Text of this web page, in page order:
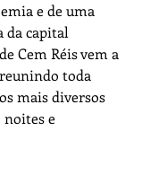
e de uma
da capital
Cem Réis vem a
toda
mais diversos
noites e